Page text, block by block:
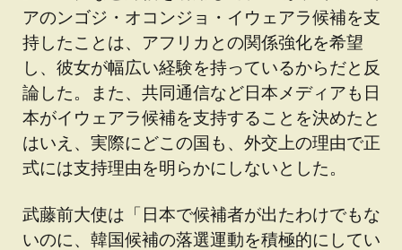
アのンゴジ・オコンジョ・イウェアラ候補を支
持したことは、アフリカとの関係強化を希望
し、彼女が幅広い経験を持っているからだと反
論した。また、共同通信など日本メディアも日
本がイウェアラ候補を支持することを決めたと
はいえ、実際にどこの国も、外交上の理由で正
式には支持理由を明らかにしないとした。
武藤前大使は「日本で候補者が出たわけでもな
いのに、韓国候補の落選運動を積極的にしてい